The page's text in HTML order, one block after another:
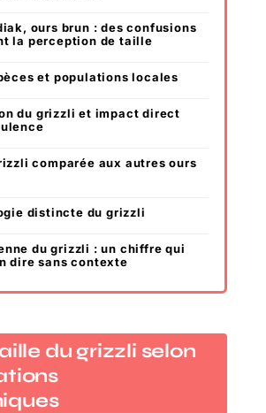
ours brun : des confusions
la perception de taille
et populations locales
du grizzli et impact direct
comparée aux autres ours
distincte du grizzli
du grizzli : un chiffre qui
dire sans contexte
du grizzli selon